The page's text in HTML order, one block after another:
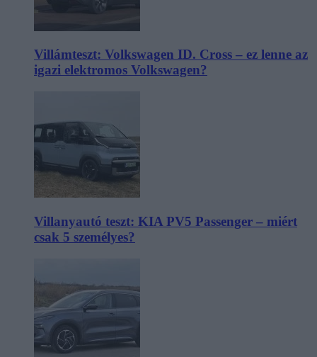
Villámteszt: Volkswagen ID. Cross – ez lenne az
igazi elektromos Volkswagen?
Villanyautó teszt: KIA PV5 Passenger – miért
csak 5 személyes?